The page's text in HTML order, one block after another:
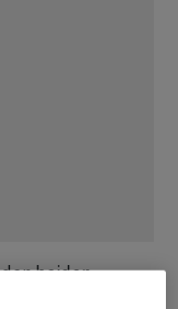
beiden